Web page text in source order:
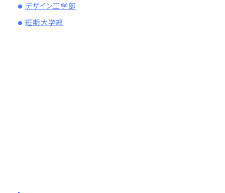
デザイン工学部
短期大学部